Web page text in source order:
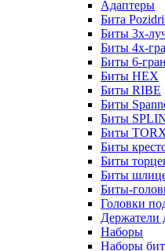
Адаптеры
Бита
Биты 3х-
Биты 4х-
Биты 6-
Биты HEX
Биты RIBE
Биты
Биты
Биты
Биты
Биты
Биты
Биты-
Головки
Держатели
Наборы
Наборы бит